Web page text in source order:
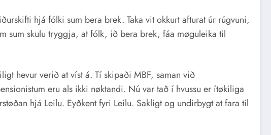
hjá fólki sum bera brek. Taka vit okkurt afturat úr rúgvuni,
sum skulu tryggja, at fólk, ið bera brek, fáa møguleika til
hevur verið at víst á. Tí skipaði MBF, saman við
eru als ikki nøktandi. Nú var tað í hvussu er ítøkiliga
hjá Leilu. Eyðkent fyri Leilu. Sakligt og undirbygt at fara til